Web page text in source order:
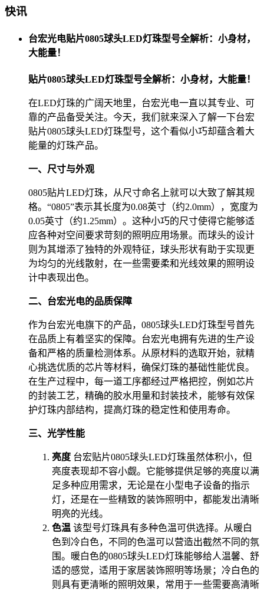
快讯
台宏光电贴片0805球头LED灯珠型号全解析：小身材，
大能量！
贴片0805球头LED灯珠型号全解析：小身材，大能量！
在LED灯珠的广阔天地里，台宏光电一直以其专业、可
靠的产品备受关注。今天，我们就来深入了解一下台宏
贴片0805球头LED灯珠型号，这个看似小巧却蕴含着大
能量的灯珠产品。
一、尺寸与外观
0805贴片LED灯珠，从尺寸命名上就可以大致了解其规
格。“0805”表示其长度为0.08英寸（约2.0mm），宽度为
0.05英寸（约1.25mm）。这种小巧的尺寸使得它能够适
应各种对空间要求苛刻的照明应用场景。而球头的设计
则为其增添了独特的外观特征，球头形状有助于实现更
为均匀的光线散射，在一些需要柔和光线效果的照明设
计中表现出色。
二、台宏光电的品质保障
作为台宏光电旗下的产品，0805球头LED灯珠型号首先
在品质上有着坚实的保障。台宏光电拥有先进的生产设
备和严格的质量检测体系。从原材料的选取开始，就精
心挑选优质的芯片等材料，确保灯珠的基础性能优良。
在生产过程中，每一道工序都经过严格把控，例如芯片
的封装工艺，精确的胶水用量和封装技术，能够有效保
护灯珠内部结构，提高灯珠的稳定性和使用寿命。
三、光学性能
亮度 台宏贴片0805球头LED灯珠虽然体积小，但
亮度表现却不容小觑。它能够提供足够的亮度以满
足多种应用需求，无论是在小型电子设备的指示
灯，还是在一些精致的装饰照明中，都能发出清晰
明亮的光线。
色温 该型号灯珠具有多种色温可供选择。从暖白
色到冷白色，不同的色温可以营造出截然不同的氛
围。暖白色的0805球头LED灯珠能够给人温馨、舒
适的感觉，适用于家居装饰照明等场景；冷白色的
则具有更清晰的照明效果，常用于一些需要高清晰